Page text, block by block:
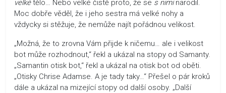
velkétělo… Nebo velké čistě proto, že se s niminarodil.
Moc dobře věděl, že i jeho sestra má velké nohy a
vždycky si stěžuje, že nemůže najít pořádnou velikost.
„Možná, že to zrovna Vám přijde k ničemu… ale i velikost
bot může rozhodnout,“ řekl a ukázal na stopy od Samanty.
„Samantin otisk bot,“ řekl a ukázal na otisk bot od oběti.
„Otisky Chrise Adamse. A je tady taky…“ Přešel o pár kroků
dále a ukázal na mizející stopy od další osoby. „Další